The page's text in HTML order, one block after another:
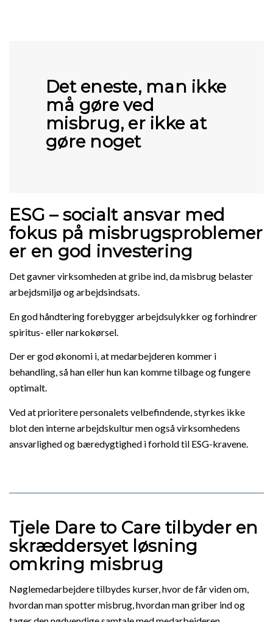
Det eneste, man ikke
må gøre ved
misbrug, er ikke at
gøre noget
ESG – socialt ansvar med
fokus på misbrugsproblemer
er en god investering
Det gavner virksomheden at gribe ind, da misbrug belaster
arbejdsmiljø og arbejdsindsats.
En god håndtering forebygger arbejdsulykker og forhindrer
spiritus- eller narkokørsel.
Der er god økonomi i, at medarbejderen kommer i
behandling, så han eller hun kan komme tilbage og fungere
optimalt.
Ved at prioritere personalets velbefindende, styrkes ikke
blot den interne arbejdskultur men også virksomhedens
ansvarlighed og bæredygtighed i forhold til ESG-kravene.
Tjele Dare to Care tilbyder en
skræddersyet løsning
omkring misbrug
Nøglemedarbejdere tilbydes kurser, hvor de får viden om,
hvordan man spotter misbrug, hvordan man griber ind og